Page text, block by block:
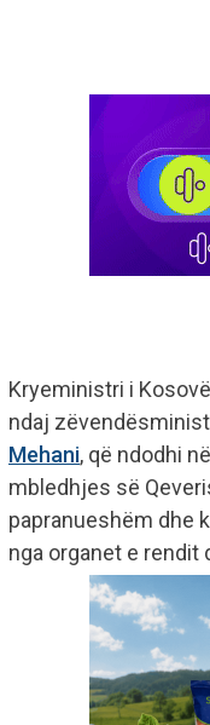
Kryeministri i
ndaj
Mehani, që ndodhi në
mbledhjes së
papranueshëm dhe
nga organet e rendit